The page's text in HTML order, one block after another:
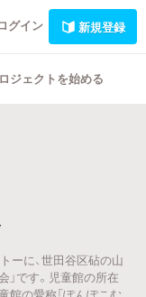
グイン 新規登録
ジェクトを始める
ーに、世田谷区砧の山
」です。児童館の所在